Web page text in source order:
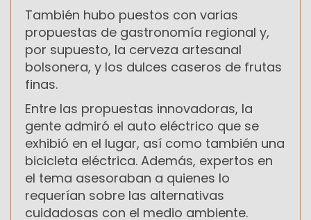
También hubo puestos con varias
propuestas de gastronomía regional y,
por supuesto, la cerveza artesanal
bolsonera, y los dulces caseros de frutas
finas.
Entre las propuestas innovadoras, la
gente admiró el auto eléctrico que se
exhibió en el lugar, así como también una
bicicleta eléctrica. Además, expertos en
el tema asesoraban a quienes lo
requerían sobre las alternativas
cuidadosas con el medio ambiente.